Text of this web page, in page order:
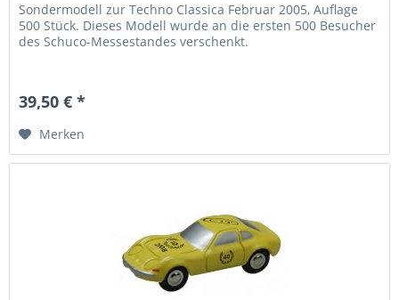
Sondermodell zur Techno Classica Februar 2005, Auflage
500 Stück. Dieses Modell wurde an die ersten 500 Besucher
des Schuco-Messestandes verschenkt.
39,50 € *
Merken